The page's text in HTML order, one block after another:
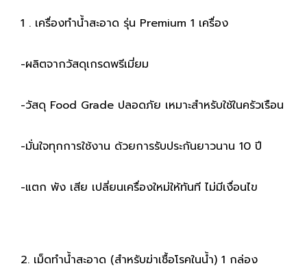
1 . เครื่องทำน้ำสะอาด รุ่น Premium 1 เครื่อง
-ผลิตจากวัสดุเกรดพรีเมี่ยม
-วัสดุ Food Grade ปลอดภัย เหมาะสำหรับใช้ในครัวเรือน
-มั่นใจทุกการใช้งาน ด้วยการรับประกันยาวนาน 10 ปี
-แตก พัง เสีย เปลี่ยนเครื่องใหม่ให้ทันที ไม่มีเงื่อนไข
2. เม็ดทำน้ำสะอาด (สำหรับฆ่าเชื้อโรคในน้ำ) 1 กล่อง